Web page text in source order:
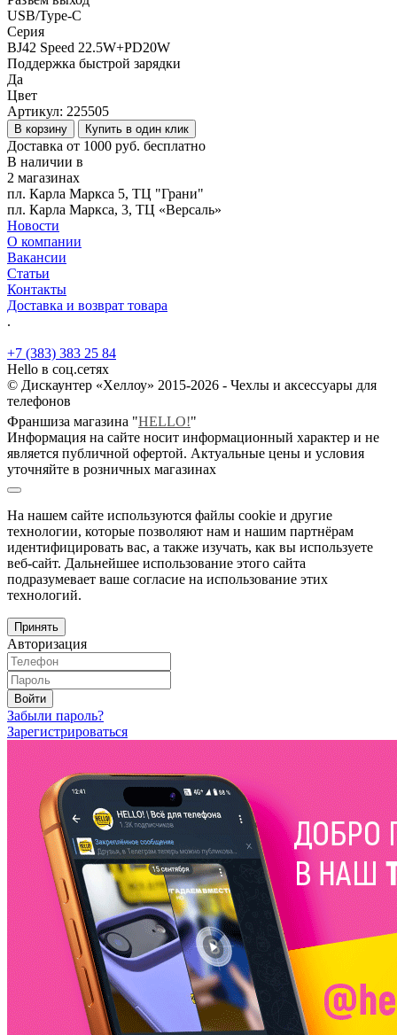
USB/Type-C
Серия
BJ42 Speed 22.5W+PD20W
Поддержка быстрой зарядки
Да
Цвет
Артикул: 225505
В корзину Купить в один клик
Доставка от 1000 руб. бесплатно
В наличии в
2 магазинах
пл. Карла Маркса 5, ТЦ "Грани"
пл. Карла Маркса, 3, ТЦ «Версаль»
Новости
О компании
Вакансии
Статьи
Контакты
Доставка и возврат товара
.
+7 (383) 383 25 84
Hello в соц.сетях
© Дискаунтер «Хеллоу» 2015-2026 - Чехлы и аксессуары для
телефонов
Франшиза магазина "HELLO!"
Информация на сайте носит информационный характер и не
является публичной офертой. Актуальные цены и условия
уточняйте в розничных магазинах
На нашем сайте используются файлы cookie и другие
технологии, которые позволяют нам и нашим партнёрам
идентифицировать вас, а также изучать, как вы используете
веб-сайт. Дальнейшее использование этого сайта
подразумевает ваше согласие на использование этих
технологий.
Принять
Авторизация
Войти
Забыли пароль?
Зарегистрироваться